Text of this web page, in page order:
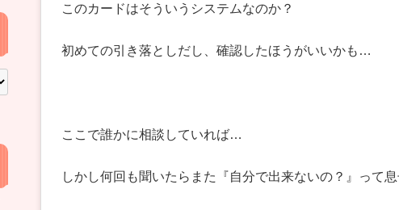
このカードはそういうシステムなのか？
初めての引き落としだし、確認したほうがいいかも…
ここで誰かに相談していれば…
しかし何回も聞いたらまた『自分で出来ないの？』って